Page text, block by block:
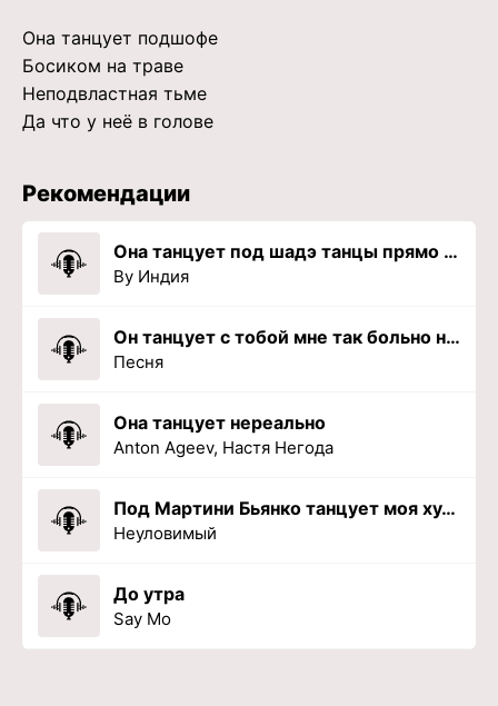
Она танцует подшофе
Босиком на траве
Неподвластная тьме
Да что у неё в голове
Рекомендации
Она танцует под шадэ танцы прямо на мне
By Индия
Он танцует с тобой мне так больно на душе
Песня
Она танцует нереально
Anton Ageev, Настя Негода
Под Мартини Бьянко танцует моя хулиганка
Неуловимый
До утра
Say Mo